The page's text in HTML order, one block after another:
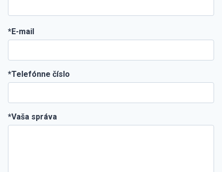
*E-mail
*Telefónne číslo
*Vaša správa